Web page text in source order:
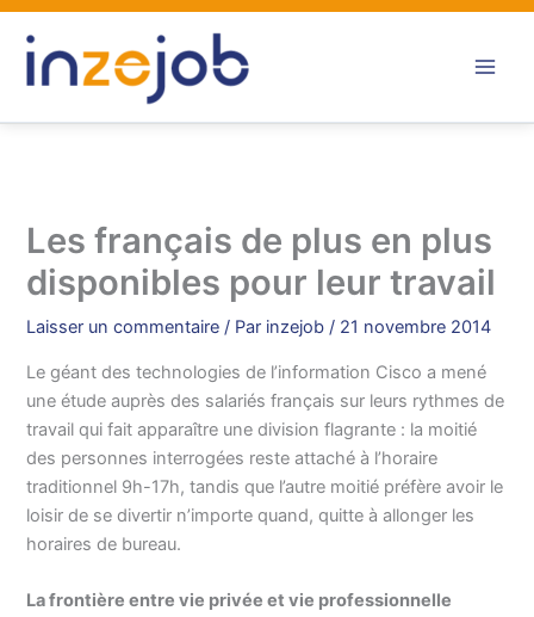
Aller
contenu
Les français de plus en plus
disponibles pour leur travail
Laisser un commentaire / Par inzejob/ 21 novembre 2014
Le géant des technologies de l’information Cisco a mené
une étude auprès des salariés français sur leurs rythmes de
travail qui fait apparaître une division flagrante : la moitié
des personnes interrogées reste attaché à l’horaire
traditionnel 9h-17h, tandis que l’autre moitié préfère avoir le
loisir de se divertir n’importe quand, quitte à allonger les
horaires de bureau.
La frontière entre vie privée et vie professionnelle